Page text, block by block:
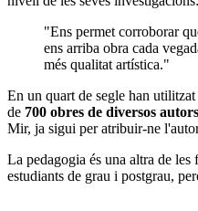
"Ens permet corroborar
ens arriba obra cada
més qualitat artística."
En un quart de segle han
de 700 obres de diversos autors
Mir, ja sigui per atribuir-ne
La pedagogia és una altra de
estudiants de grau i postgrau,